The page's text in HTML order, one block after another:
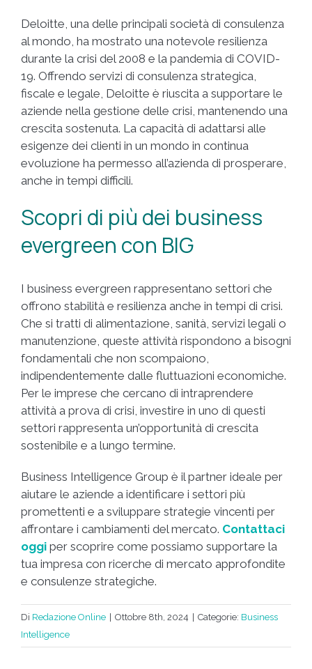
Deloitte, una delle principali società di consulenza
al mondo, ha mostrato una notevole resilienza
durante la crisi del 2008 e la pandemia di COVID-
19. Offrendo servizi di consulenza strategica,
fiscale e legale, Deloitte è riuscita a supportare le
aziende nella gestione delle crisi, mantenendo una
crescita sostenuta. La capacità di adattarsi alle
esigenze dei clienti in un mondo in continua
evoluzione ha permesso all’azienda di prosperare,
anche in tempi difficili.
Scopri di più dei business
evergreen con BIG
I business evergreen rappresentano settori che
offrono stabilità e resilienza anche in tempi di crisi.
Che si tratti di alimentazione, sanità, servizi legali o
manutenzione, queste attività rispondono a bisogni
fondamentali che non scompaiono,
indipendentemente dalle fluttuazioni economiche.
Per le imprese che cercano di intraprendere
attività a prova di crisi, investire in uno di questi
settori rappresenta un’opportunità di crescita
sostenibile e a lungo termine.
Business Intelligence Group è il partner ideale per
aiutare le aziende a identificare i settori più
promettenti e a sviluppare strategie vincenti per
affrontare i cambiamenti del mercato. Contattaci
oggi per scoprire come possiamo supportare la
tua impresa con ricerche di mercato approfondite
e consulenze strategiche.
Di Redazione Online Ottobre 8th, 2024 Categorie: Business
Intelligence